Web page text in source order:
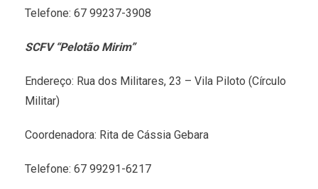
Telefone: 67 99237-3908
SCFV “Pelotão Mirim”
Endereço: Rua dos Militares, 23 – Vila Piloto (Círculo
Militar)
Coordenadora: Rita de Cássia Gebara
Telefone: 67 99291-6217